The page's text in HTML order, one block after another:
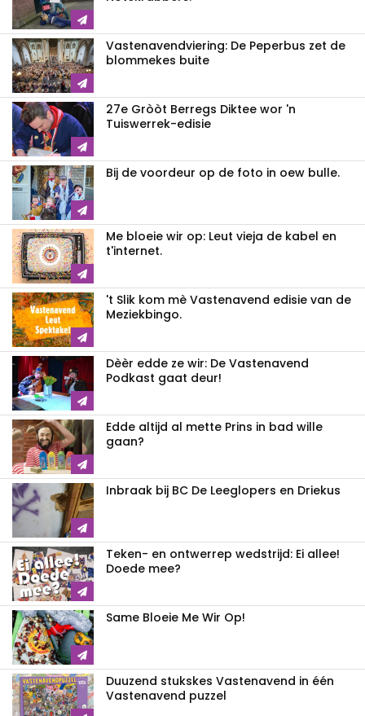
Vastenavendviering: De Peperbus zet de
blommekes buite
27e Gròòt Berregs Diktee wor 'n
Tuiswerrek-edisie
Bij de voordeur op de foto in oew bulle.
Me bloeie wir op: Leut vieja de kabel en
t'internet.
't Slik kom mè Vastenavend edisie van de
Meziekbingo.
Dèèr edde ze wir: De Vastenavend
Podkast gaat deur!
Edde altijd al mette Prins in bad wille
gaan?
Inbraak bij BC De Leeglopers en Driekus
Teken- en ontwerrep wedstrijd: Ei allee!
Doede mee?
Same Bloeie Me Wir Op!
Duuzend stukskes Vastenavend in één
Vastenavend puzzel